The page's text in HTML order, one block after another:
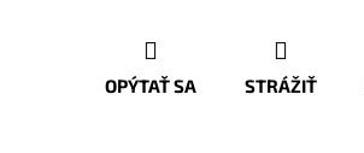
OPÝTAŤ SA STRÁŽIŤ